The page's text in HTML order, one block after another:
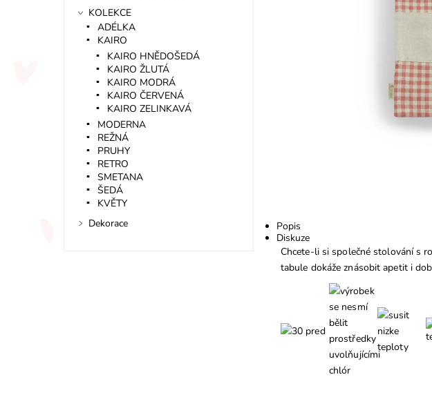
Popis
Diskuze
Chcete-li si společné stolování s
tabule dokáže znásobit apetit i
KOLEKCE
ADÉLKA
KAIRO
KAIRO HNĚDOŠEDÁ
KAIRO ŽLUTÁ
KAIRO MODRÁ
KAIRO ČERVENÁ
KAIRO ZELINKAVÁ
MODERNA
REŽNÁ
PRUHY
RETRO
SMETANA
ŠEDÁ
KVĚTY
Dekorace